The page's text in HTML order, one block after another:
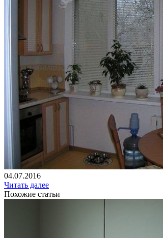
04.07.2016
Читать далее
Похожие статьи